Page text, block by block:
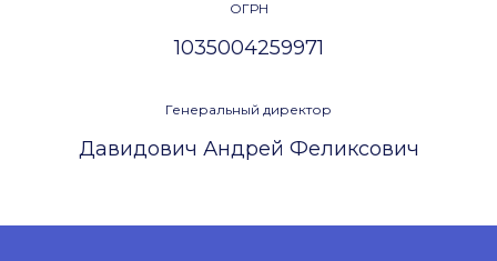
ОГРН
1035004259971
Генеральный директор
Давидович Андрей Феликсович